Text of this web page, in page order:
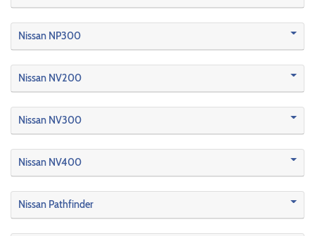
Nissan NP300
Nissan NV200
Nissan NV300
Nissan NV400
Nissan Pathfinder